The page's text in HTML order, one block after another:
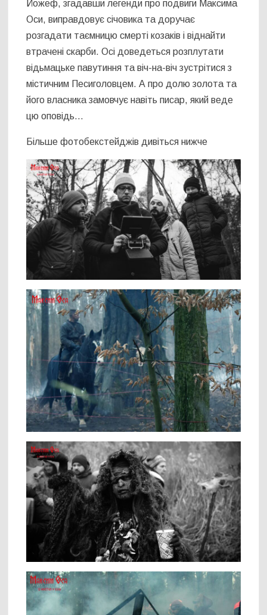
Йожеф, згадавши легенди про подвиги Максима
Оси, виправдовує січовика та доручає
розгадати таємницю смерті козаків і віднайти
втрачені скарби. Осі доведеться розплутати
відьмацьке павутиння та віч-на-віч зустрітися з
містичним Песиголовцем. А про долю золота та
його власника замовчує навіть писар, який веде
цю оповідь…
Більше фотобекстейджів дивіться нижче